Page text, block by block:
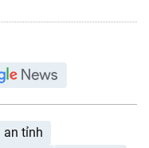
an tỉnh